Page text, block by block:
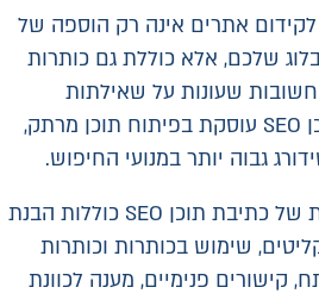
אתרים אינה רק הוספה של
שלכם, אלא כוללת גם כותרות
שעונות על שאילתות
חיפוש. בנוסף, כתיבת תוכן SEO עוסקת בפיתוח תוכן מרתק,
גבוה יותר במנועי החיפוש.
במילים פשוטות, הדרישות של כתיבת תוכן SEO כוללות הבנת
שימוש בכותרות וכותרות
קישורים פנימיים, מענה לכוונת